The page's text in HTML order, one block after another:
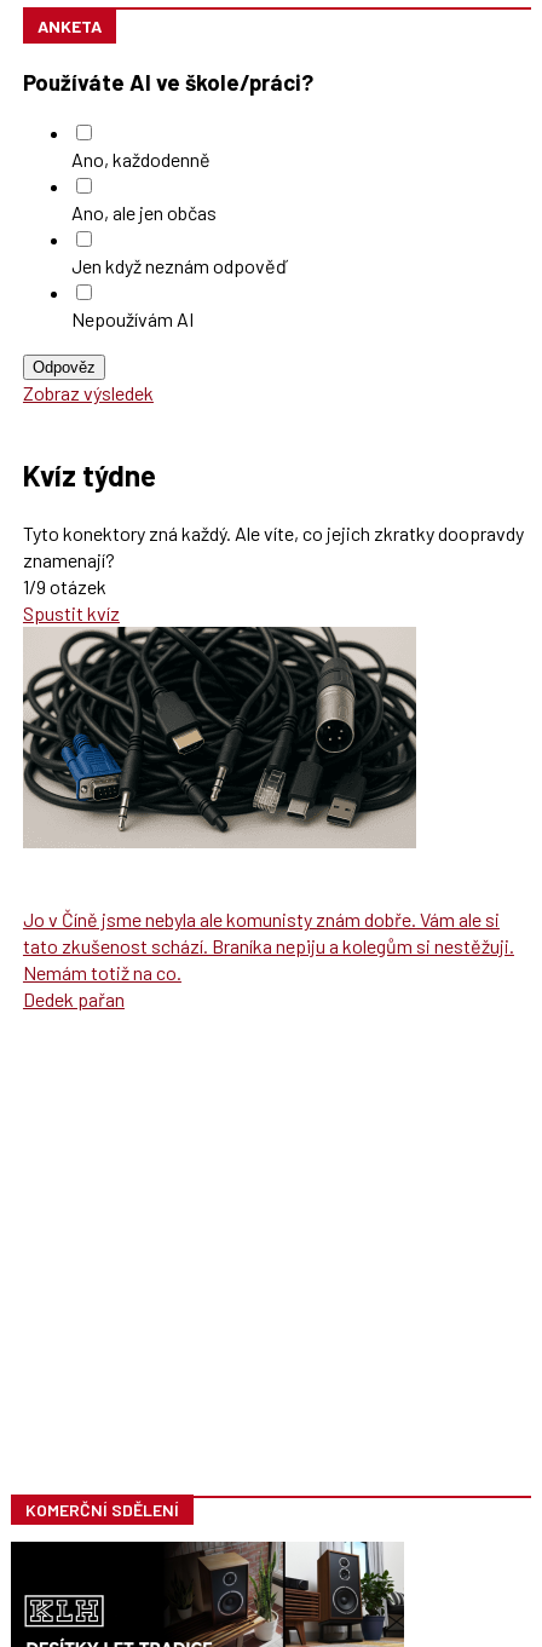
ANKETA
Používáte AI ve škole/práci?
Ano, každodenně
Ano, ale jen občas
Jen když neznám odpověď
Nepoužívám AI
Odpověz
Zobraz výsledek
Kvíz týdne
Tyto konektory zná každý. Ale víte, co jejich zkratky doopravdy
znamenají?
1/9 otázek
Spustit kvíz
Jo v Číně jsme nebyla ale komunisty znám dobře. Vám ale si
tato zkušenost schází. Braníka nepiju a kolegům si nestěžuji.
Nemám totiž na co.
Dedek pařan
KOMERČNÍ SDĚLENÍ